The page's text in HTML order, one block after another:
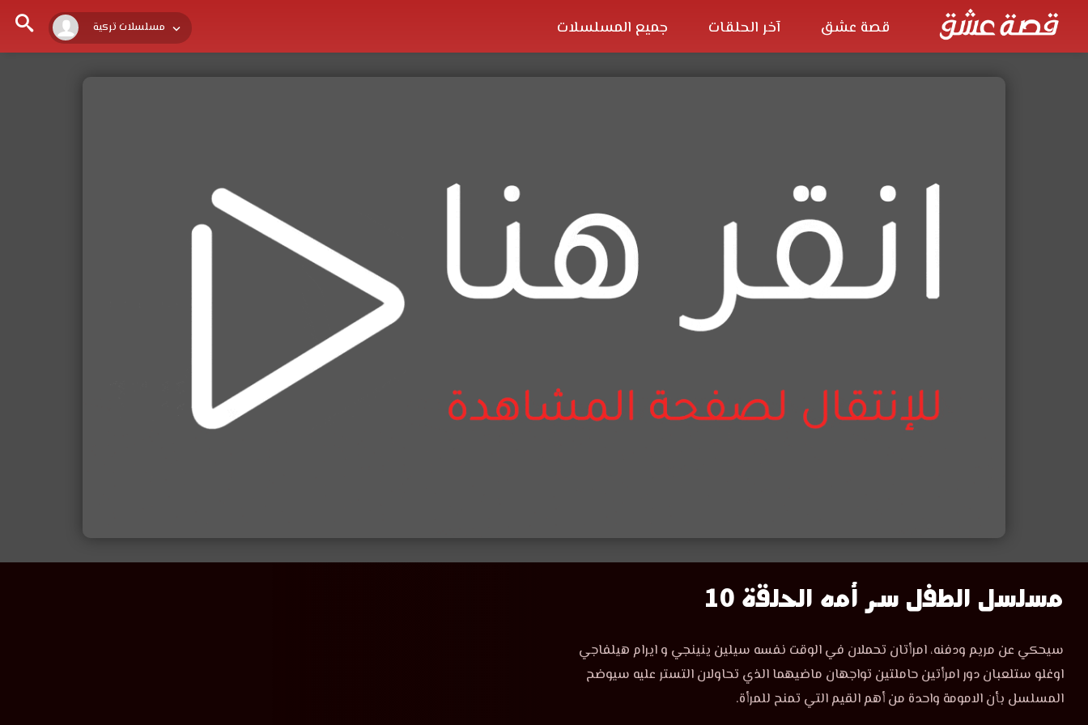
مسلسلات تركية قصة عشق آخر الحلقات جميع المسلسلات
مشاهدة
مسلسل
الطفل
مسلسل الطفل سر أمه الحلقة 10
مسلسل
الطفل
سر
أمه
سيحكي عن مريم ودفنه، امرأتان تحملان في الوقت نفسه سيلين ينينجي و ايرام هيلفاجي
اوغلو ستلعبان دور امرأتين حاملتين تواجهان ماضيهما الذي تحاولان التستر عليه سيوضح
المسلسل بأن الامومة واحدة من أهم القيم التي تمنح للمرأة.